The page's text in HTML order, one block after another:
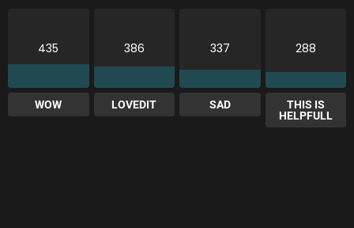
435
WOW
386
LOVEDIT
337
SAD
288
THIS IS
HELPFULL